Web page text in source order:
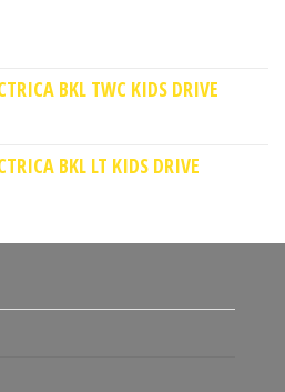
BKL TWC KIDS DRIVE
BKL LT KIDS DRIVE